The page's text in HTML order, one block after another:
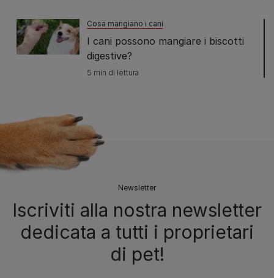
Cosa mangiano i cani
I cani possono mangiare i biscotti
digestive?
5 min di lettura
Newsletter
Iscriviti alla nostra newsletter
dedicata a tutti i proprietari
di pet!